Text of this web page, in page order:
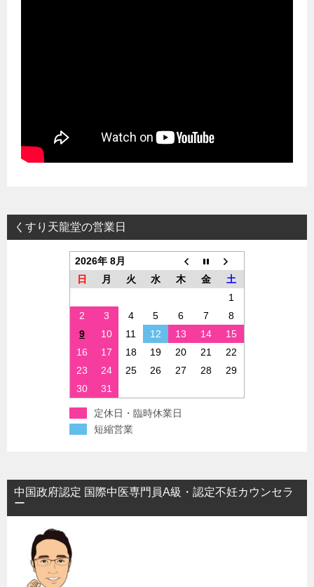
くすり天龍堂の営業日
2026年 8月
日
月 火 水 木 金
土
1
2
3 4 5 6 7
8
9
10 11 12 13 14
15
16
17 18 19 20 21
22
23
24 25 26 27 28
29
30
31
定休日・臨時休業日
短縮営業
中国政府認定 国際中医専門員A級・認定不妊カウンセラ
ー